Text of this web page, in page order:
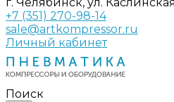
+7 (351) 270-98-14
sale@artkompressor.ru
Личный кабинет
Поиск